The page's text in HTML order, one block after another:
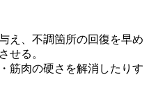
え、不調箇所の回復を早め
せる。
筋肉の硬さを解消したりす